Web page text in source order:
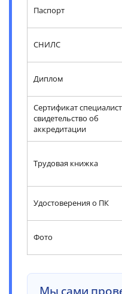
Паспорт
СНИЛС
Диплом
Сертификат
свидетельство об
аккредитации
Трудовая книжка
Удостоверения о ПК
Фото